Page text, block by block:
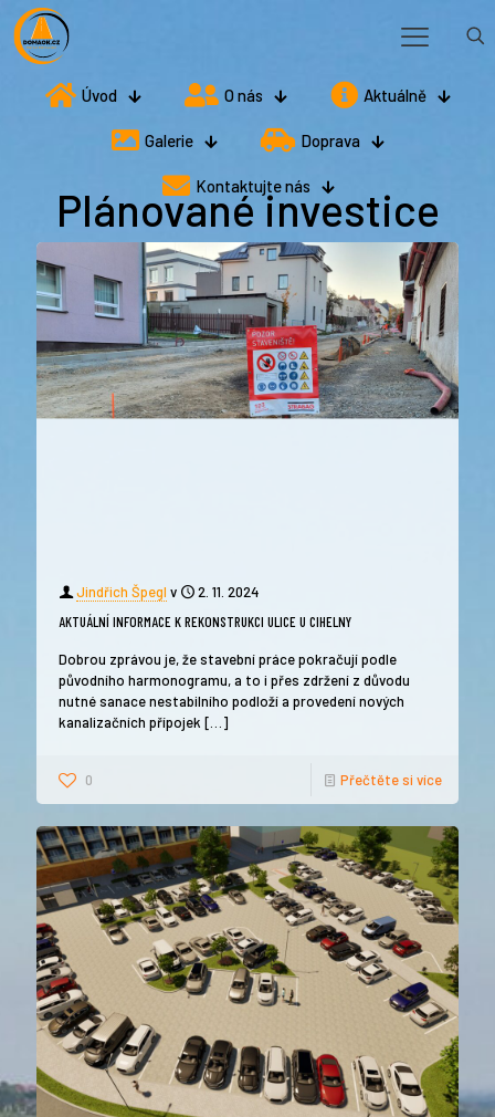
Úvod O nás Aktuálně
Galerie Doprava
Kontaktujte nás
Plánované investice
Jindřich Špegl v
2. 11. 2024
AKTUÁLNÍ INFORMACE K REKONSTRUKCI ULICE U CIHELNY
Dobrou zprávou je, že stavební práce pokračují podle
původního harmonogramu, a to i přes zdržení z důvodu
nutné sanace nestabilního podloží a provedení nových
kanalizačních přípojek […]
0 Přečtěte si více